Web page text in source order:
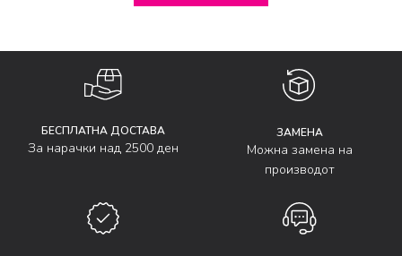
БЕСПЛАТНА ДОСТАВА
За нарачки над 2500 ден
ЗАМЕНА
Можна замена на
производот